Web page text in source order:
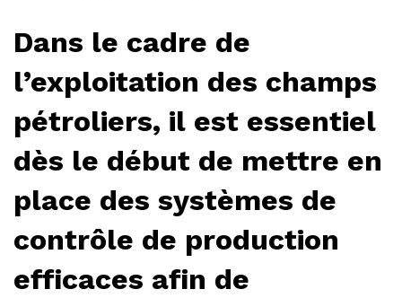
Dans le cadre de
l’exploitation des champs
pétroliers, il est essentiel
dès le début de mettre en
place des systèmes de
contrôle de production
efficaces afin de